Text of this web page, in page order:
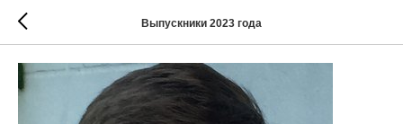
Выпускники 2023 года